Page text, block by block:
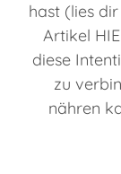
hast (lies
Artikel
diese
zu
nähren